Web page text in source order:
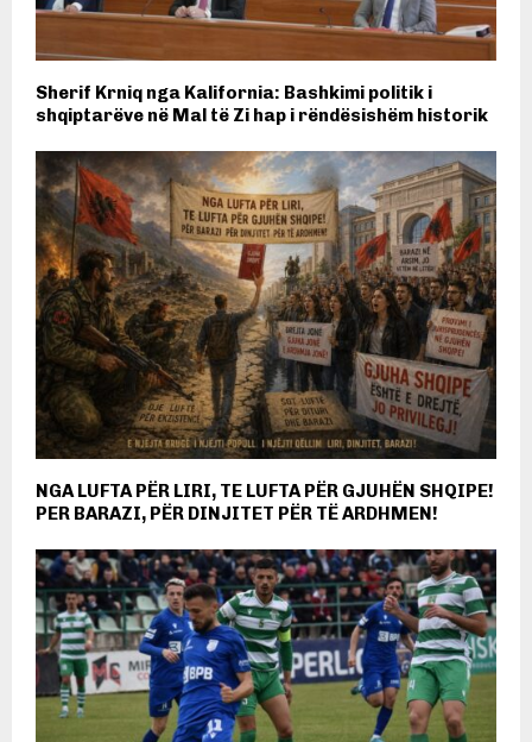
Sherif Krniq nga Kalifornia: Bashkimi politik i
shqiptarëve në Mal të Zi hap i rëndësishëm historik
NGA LUFTA PËR LIRI, TE LUFTA PËR GJUHËN SHQIPE!
PER BARAZI, PËR DINJITET PËR TË ARDHMEN!